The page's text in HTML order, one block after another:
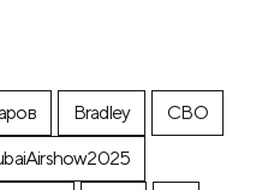
Bradley
CВО